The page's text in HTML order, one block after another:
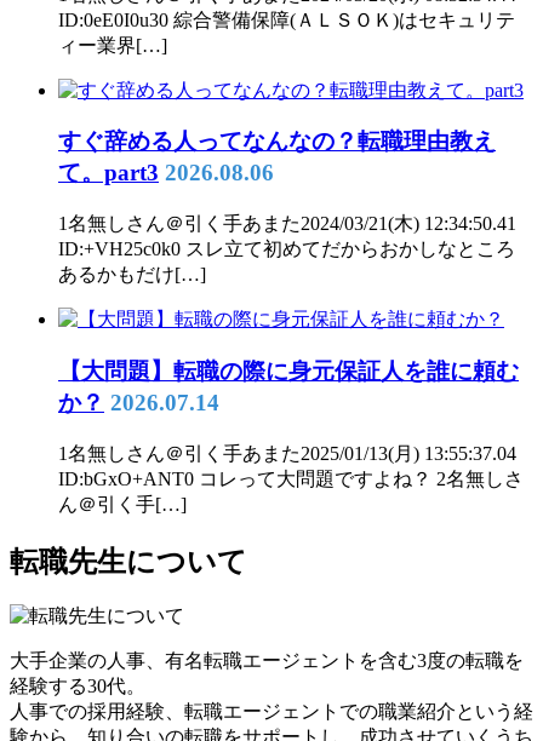
ID:0eE0I0u30 綜合警備保障(ＡＬＳＯＫ)はセキュリテ
ィー業界[…]
すぐ辞める人ってなんなの？転職理由教え
て。part3 2026.08.06
1名無しさん＠引く手あまた2024/03/21(木) 12:34:50.41
ID:+VH25c0k0 スレ立て初めてだからおかしなところ
あるかもだけ[…]
【大問題】転職の際に身元保証人を誰に頼む
か？ 2026.07.14
1名無しさん＠引く手あまた2025/01/13(月) 13:55:37.04
ID:bGxO+ANT0 コレって大問題ですよね？ 2名無しさ
ん＠引く手[…]
転職先生について
大手企業の人事、有名転職エージェントを含む3度の転職を
経験する30代。
人事での採用経験、転職エージェントでの職業紹介という経